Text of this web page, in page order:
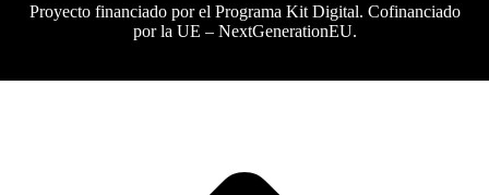
Proyecto financiado por el Programa Kit Digital. Cofinanciado
por la UE – NextGenerationEU.